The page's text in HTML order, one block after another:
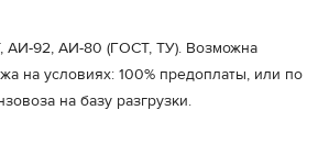
АИ-92, АИ-80 (ГОСТ, ТУ). Возможна
на условиях: 100% предоплаты, или по
на базу разгрузки.